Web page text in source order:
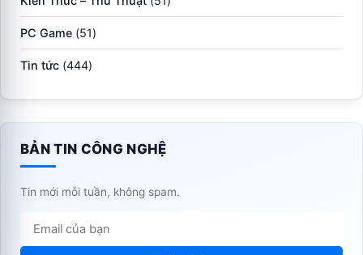
PC Game (51)
Tin tức (444)
BẢN TIN CÔNG NGHỆ
Tin mới mỗi tuần, không spam.